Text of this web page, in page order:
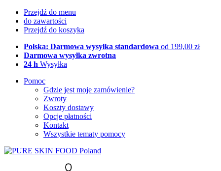
Przejdź do menu
do zawartości
Przejdź do koszyka
Polska: Darmowa wysyłka standardowa od 199,00 zł
Darmowa wysyłka zwrotna
24 h Wysyłka
Pomoc
Gdzie jest moje zamówienie?
Zwroty
Koszty dostawy
Opcje płatności
Kontakt
Wszystkie tematy pomocy